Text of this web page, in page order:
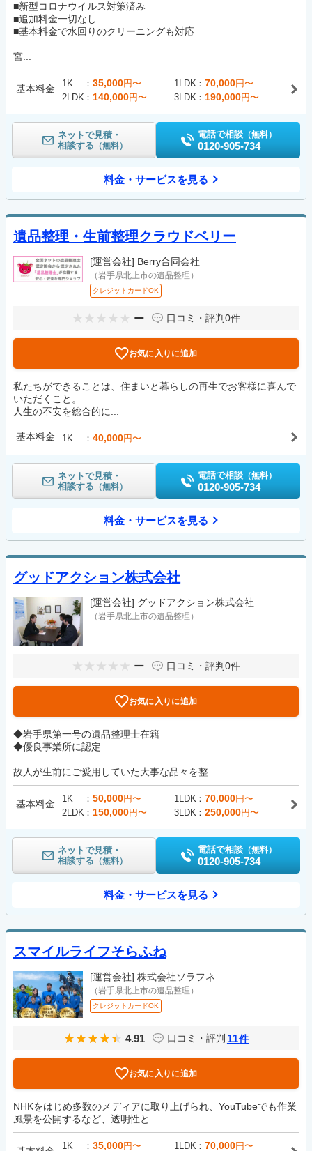
■新型コロナウイルス対策済み
■追加料金一切なし
■基本料金で水回りのクリーニングも対応
宮...
基本料金 1K 35,000円〜 1LDK 70,000円〜
2LDK
140,000円〜 3LDK 190,000円〜
ネットで見積・
相談する （無料）
電話で相談 （無料）
0120-905-734
料金・サービスを見る
遺品整理・生前整理クラウドベリー
[運営会社] Berry合同会社
（岩手県北上市の遺品整理）
クレジットカードOK
ー 口コミ・評判0件
お気に入りに追加
私たちができることは、住まいと暮らしの再生でお客様に喜んで
いただくこと。
人生の不安を総合的に...
基本料金 1K 40,000円〜
ネットで見積・
相談する （無料）
電話で相談 （無料）
0120-905-734
料金・サービスを見る
グッドアクション株式会社
[運営会社] グッドアクション株式会社
（岩手県北上市の遺品整理）
ー 口コミ・評判0件
お気に入りに追加
◆岩手県第一号の遺品整理士在籍
◆優良事業所に認定
故人が生前にご愛用していた大事な品々を整...
基本料金 1K 50,000円〜 1LDK 70,000円〜
2LDK
150,000円〜 3LDK 250,000円〜
ネットで見積・
相談する （無料）
電話で相談 （無料）
0120-905-734
料金・サービスを見る
スマイルライフそらふね
[運営会社] 株式会社ソラフネ
（岩手県北上市の遺品整理）
クレジットカードOK
4.91 口コミ・評判 11件
お気に入りに追加
NHKをはじめ多数のメディアに取り上げられ、YouTubeでも作業
風景を公開するなど、透明性と...
1K 35,000円〜 1LDK 70,000円〜